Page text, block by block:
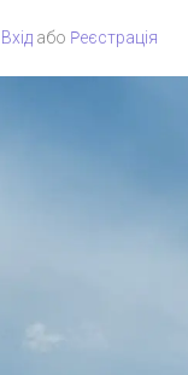
Вхід або Pеєстрація